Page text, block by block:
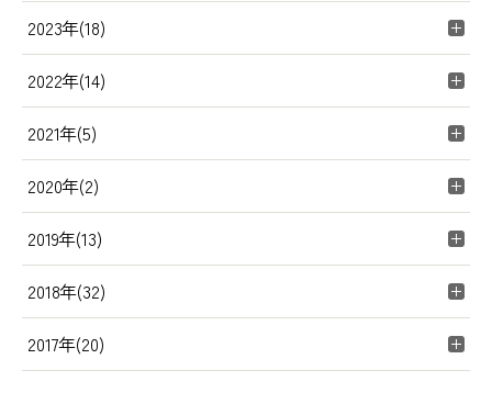
2023年(18)
2022年(14)
2021年(5)
2020年(2)
2019年(13)
2018年(32)
2017年(20)